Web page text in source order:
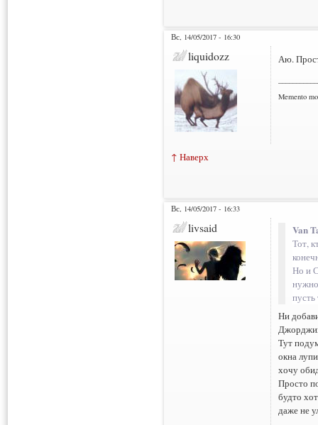
Вс, 14/05/2017 - 16:30
liquidozz Аю.
Memento
↑ Наверх
Вс, 14/05/2017 - 16:33
livsaid Van
Тот,
Но и
нужно
пусть
Ни
Тут
окна
хочу
Просто
будто
даже не